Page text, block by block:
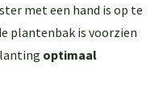
met een hand is op te
plantenbak is voorzien
optimaal